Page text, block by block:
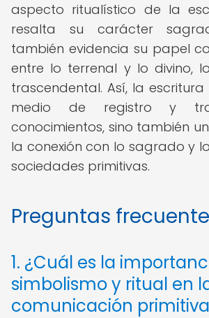
aspecto ritualístico de la
resalta su carácter
también evidencia su papel
entre lo terrenal y lo divino,
trascendental. Así, la
medio de registro y
conocimientos, sino también
la conexión con lo sagrado y
sociedades primitivas.
Preguntas
1. ¿Cuál es la
simbolismo y ritual en
comunicación